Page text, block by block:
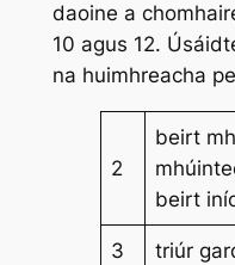
daoine a
10 agus 12.
na huimhreacha
2
beirt
beirt
3 triúr